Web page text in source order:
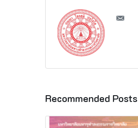
Recommended Posts